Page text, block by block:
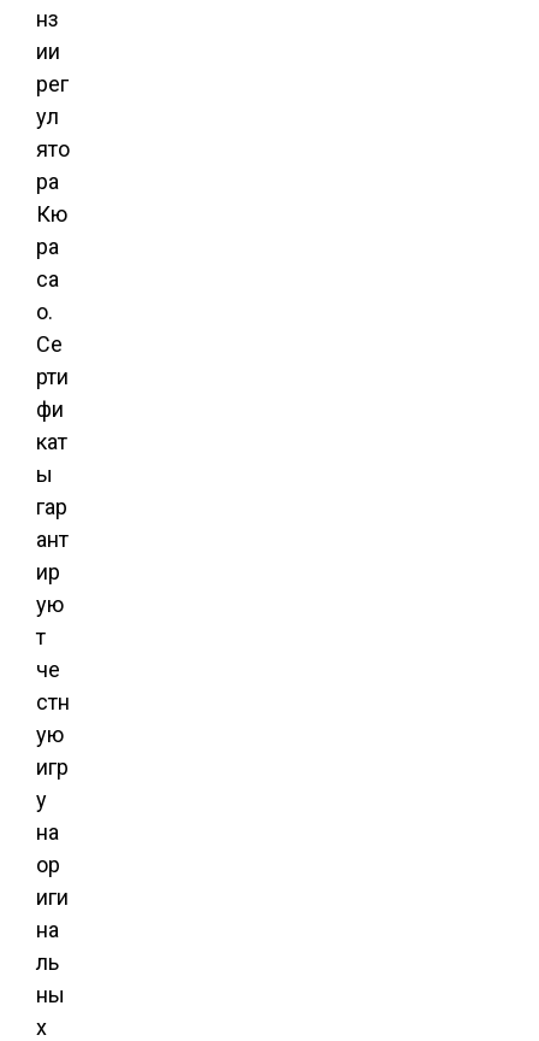
нз
ии
рег
ул
ято
ра
Кю
ра
са
о.
Се
рти
фи
кат
ы
гар
ант
ир
ую
т
че
стн
ую
игр
у
на
ор
иги
на
ль
ны
х